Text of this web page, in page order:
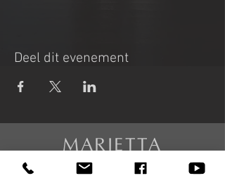
Deel dit evenement
MARIETTA
PETKOVA